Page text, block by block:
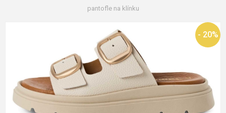
pantofle na klínku
- 20%